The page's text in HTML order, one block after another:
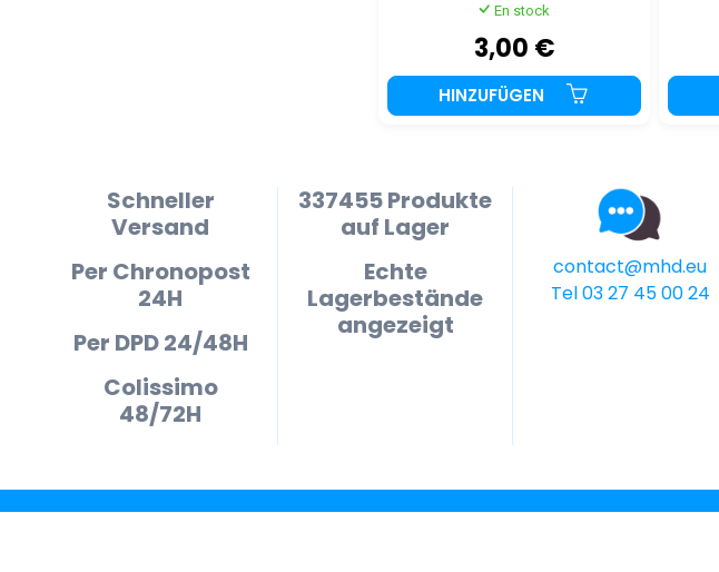
En stock
3,00 €
HINZUFÜGEN
Schneller
Versand
Per Chronopost
24H
Per DPD 24/48H
Colissimo
48/72H
337455 Produkte
auf Lager
Echte
Lagerbestände
angezeigt
contact@mhd.eu
Tel 03 27 45 00 24